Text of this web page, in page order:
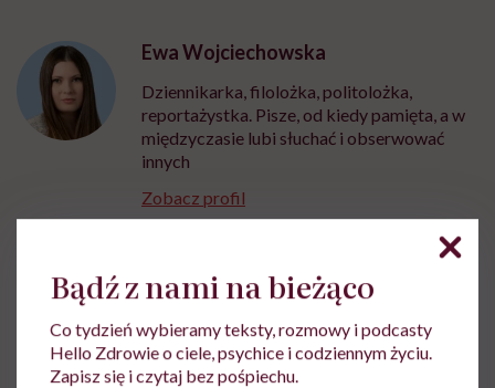
Ewa Wojciechowska
Dziennikarka, filolożka, politolożka,
reportażystka. Pisze, od kiedy pamięta, a w
międzyczasie lubi słuchać i obserwować
innych
Zobacz profil
Udostępnij
Powiązane tematy:
Bądź z nami na bieżąco
Co tydzień wybieramy teksty, rozmowy i podcasty
Hello Zdrowie o ciele, psychice i codziennym życiu.
Zapisz się i czytaj bez pośpiechu.